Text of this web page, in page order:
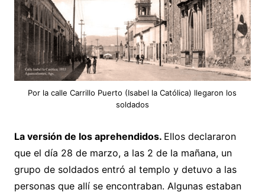
Por la calle Carrillo Puerto (Isabel la Católica) llegaron los
soldados
La versión de los aprehendidos. Ellos declararon
que el día 28 de marzo, a las 2 de la mañana, un
grupo de soldados entró al templo y detuvo a las
personas que allí se encontraban. Algunas estaban